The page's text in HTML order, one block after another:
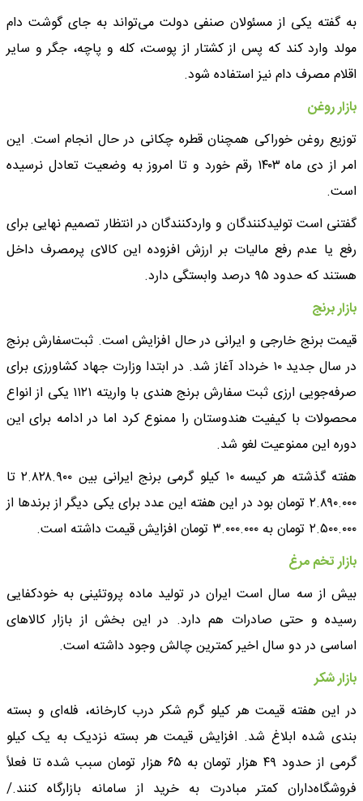
به گفته یکی از مسئولان صنفی دولت می‌تواند به جای گوشت دام
مولد وارد کند که پس از کشتار از پوست، کله و پاچه، جگر و سایر
اقلام مصرف دام نیز استفاده شود.
بازار روغن
توزیع روغن خوراکی همچنان قطره چکانی در حال انجام است. این
امر از دی ماه ۱۴۰۳ رقم خورد و تا امروز به وضعیت تعادل نرسیده
است.
گفتنی است تولیدکنندگان و واردکنندگان در انتظار تصمیم نهایی برای
رفع یا عدم رفع مالیات بر ارزش افزوده این کالای پرمصرف داخل
هستند که حدود ۹۵ درصد وابستگی دارد.
بازار برنج
قیمت برنج خارجی و ایرانی در حال افزایش است. ثبت‌سفارش برنج
در سال جدید ۱۰ خرداد آغاز شد. در ابتدا وزارت جهاد کشاورزی برای
صرفه‌جویی ارزی ثبت سفارش برنج هندی با واریته ۱۱۲۱ یکی از انواع
محصولات با کیفیت هندوستان را ممنوع کرد اما در ادامه برای این
دوره این ممنوعیت لغو شد.
هفته گذشته هر کیسه ۱۰ کیلو گرمی برنج ایرانی بین ۲.۸۲۸.۹۰۰ تا
۲.۸۹۰.۰۰۰ تومان بود در این هفته این عدد برای یکی دیگر از برندها از
۲.۵۰۰.۰۰۰ تومان به ۳.۰۰۰.۰۰۰ تومان افزایش قیمت داشته است.
بازار تخم مرغ
بیش از سه سال است ایران در تولید ماده پروتئینی به خودکفایی
رسیده و حتی صادرات هم دارد. در این بخش از بازار کالاهای
اساسی در دو سال اخیر کمترین چالش وجود داشته است.
بازار شکر
در این هفته قیمت هر کیلو گرم شکر درب کارخانه، فله‌ای و بسته
بندی شده ابلاغ شد. افزایش قیمت هر بسته نزدیک به یک کیلو
گرمی از حدود ۴۹ هزار تومان به ۶۵ هزار تومان سبب شده تا فعلاً
فروشگاه‌داران کمتر مبادرت به خرید از سامانه بازارگاه کنند./